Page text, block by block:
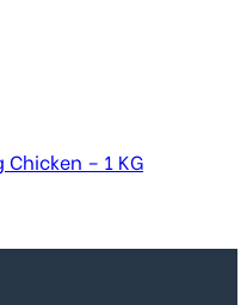
– 1 KG